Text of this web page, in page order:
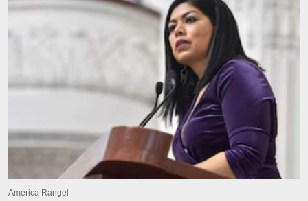
América Rangel